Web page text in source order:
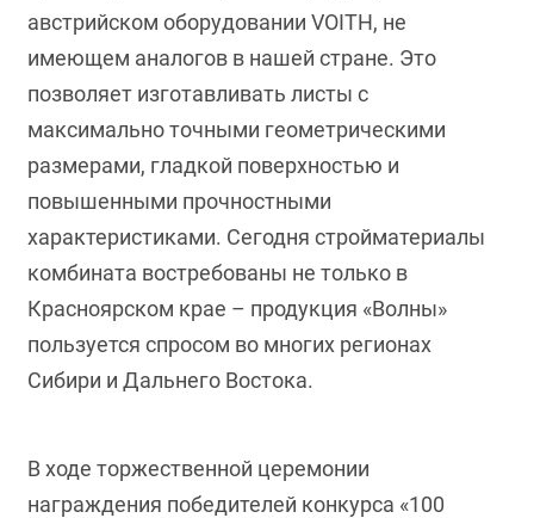
австрийском оборудовании VOITH, не
имеющем аналогов в нашей стране. Это
позволяет изготавливать листы с
максимально точными геометрическими
размерами, гладкой поверхностью и
повышенными прочностными
характеристиками. Сегодня стройматериалы
комбината востребованы не только в
Красноярском крае – продукция «Волны»
пользуется спросом во многих регионах
Сибири и Дальнего Востока.
В ходе торжественной церемонии
награждения победителей конкурса «100